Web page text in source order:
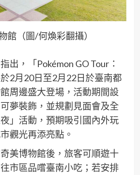
館（圖/何煥彩翻攝）
出，「Pokémon GO Tour：
2月20日至2月22日於臺南都
周邊盛大登場，活動期間設
夢裝飾，並規劃見面會及全
」活動，預期吸引國內外玩
觀光再添亮點。
美博物館後，旅客可順遊十
市區品嚐臺南小吃；若安排